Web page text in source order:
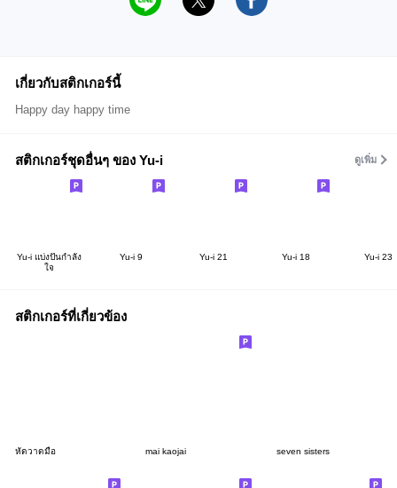
เกี่ยวกับสติกเกอร์นี้
Happy day happy time
สติกเกอร์ชุดอื่นๆ ของ Yu-i ดูเพิ่ม
Yu-i แบ่งปันกำลัง
ใจ
Yu-i 9 Yu-i 21 Yu-i 18 Yu-i 23
สติกเกอร์ที่เกี่ยวข้อง
หัดวาดมือ mai kaojai seven sisters